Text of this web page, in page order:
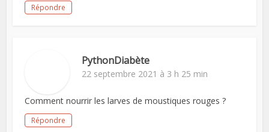
Répondre
PythonDiabète
22 septembre 2021 à 3 h 25 min
Comment nourrir les larves de moustiques rouges ?
Répondre